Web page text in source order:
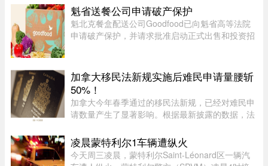
找回电脑。据Martin Picard介绍，被盗地点位于
Plateau-Mont-Royal区Duluth Es ...
魁省送餐公司申请破产保护
魁北克餐盒配送公司Goodfood已向魁省高等法院
申请破产保护，并请求批准启动正式出售和投资招
Chabot Inc.担任监督机构。此 ...
加拿大移民法新规实施后难民申请量腰斩
50%！
加拿大今年春季通过的移民法新规，已经对难民申
请数量产生了显著影响。根据最新披露的数据，法
请，较去年同期的 2.78 万宗减少近一半。新法生
效，难民通道收紧今年 3 ...
凌晨蒙特利尔1车辆遭纵火
今天周三凌晨，蒙特利尔Saint-Léonard区一辆汽